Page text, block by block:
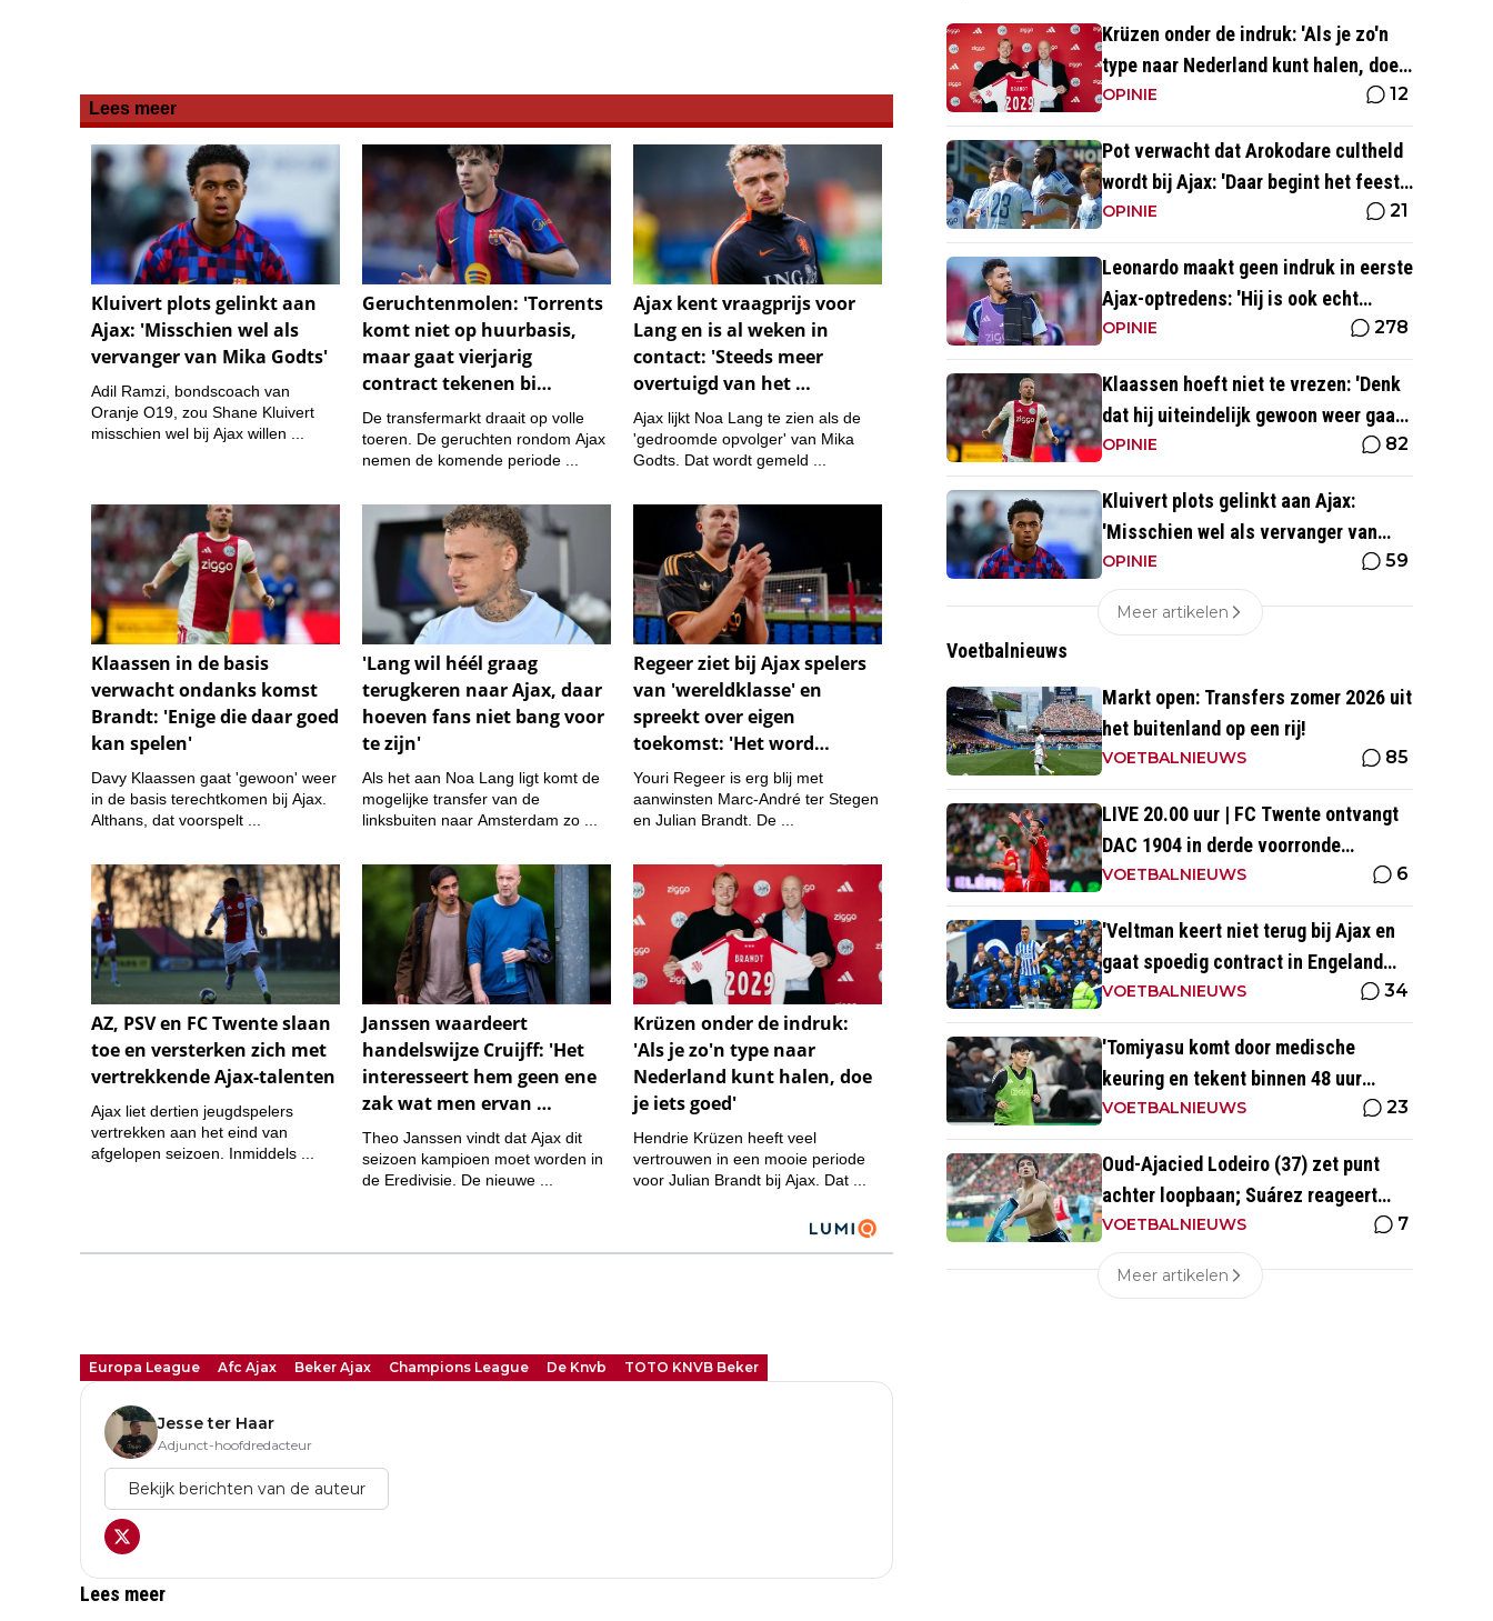
Europa League Afc Ajax Beker Ajax Champions League De Knvb TOTO KNVB Beker
Jesse ter Haar
Adjunct-hoofdredacteur
Bekijk berichten van de auteur
Lees meer
Krüzen onder de indruk: 'Als je zo'n
type naar Nederland kunt halen, doe
je iets goed'
OPINIE 12
Pot verwacht dat Arokodare cultheld
wordt bij Ajax: 'Daar begint het feest
eigenlijk al'
OPINIE 21
Leonardo maakt geen indruk in eerste
Ajax-optredens: 'Hij is ook echt
langzaam'
OPINIE 278
Klaassen hoeft niet te vrezen: 'Denk
dat hij uiteindelijk gewoon weer gaat
spelen'
OPINIE 82
Kluivert plots gelinkt aan Ajax:
'Misschien wel als vervanger van
Mika Godts'
OPINIE 59
Meer artikelen
Voetbalnieuws
Markt open: Transfers zomer 2026 uit
het buitenland op een rij!
VOETBALNIEUWS 85
LIVE 20.00 uur | FC Twente ontvangt
DAC 1904 in derde voorronde
Conference League
VOETBALNIEUWS 6
'Veltman keert niet terug bij Ajax en
gaat spoedig contract in Engeland
ondertekenen'
VOETBALNIEUWS 34
'Tomiyasu komt door medische
keuring en tekent binnen 48 uur
contract bij nieuwe club'
VOETBALNIEUWS 23
Oud-Ajacied Lodeiro (37) zet punt
achter loopbaan; Suárez reageert
emotioneel
VOETBALNIEUWS 7
Meer artikelen